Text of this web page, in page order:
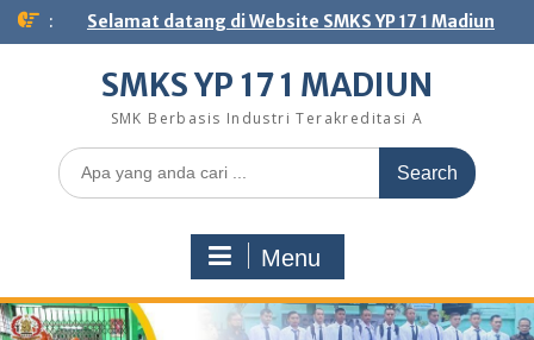
Skip
: Selamat datang di Website SMKS YP 17 1 Madiun
SMKS YP 17 1 MADIUN
SMK Berbasis Industri Terakreditasi A
Search
for:
Menu